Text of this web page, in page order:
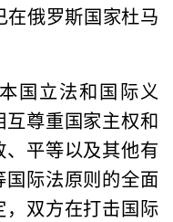
在俄罗斯国家杜马
国立法和国际义
尊重国家主权和
平等以及其他有
际法原则的全面
双方在打击国际